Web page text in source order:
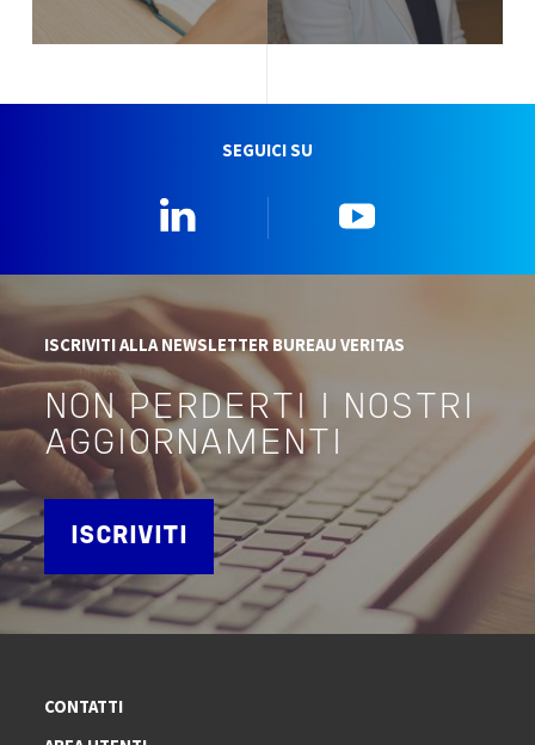
SEGUICI SU
ISCRIVITI ALLA NEWSLETTER BUREAU VERITAS
NON PERDERTI I NOSTRI
AGGIORNAMENTI
ISCRIVITI
CONTATTI